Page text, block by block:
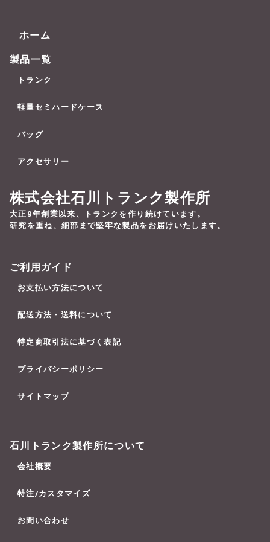
ホーム
製品一覧
トランク
軽量セミハードケース
バッグ
アクセサリー
株式会社石川トランク製作所
大正9年創業以来、トランクを作り続けています。
研究を重ね、細部まで堅牢な製品をお届けいたします。
ご利用ガイド
お支払い方法について
配送方法・送料について
特定商取引法に基づく表記
プライバシーポリシー
サイトマップ
石川トランク製作所について
会社概要
特注/カスタマイズ
お問い合わせ